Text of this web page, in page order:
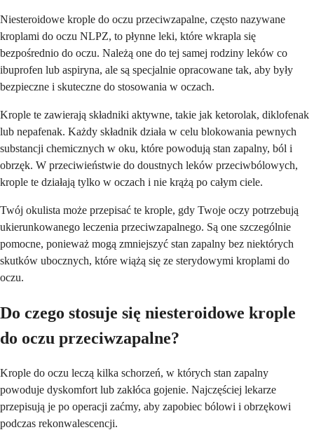
Niesteroidowe krople do oczu przeciwzapalne, często nazywane
kroplami do oczu NLPZ, to płynne leki, które wkrapla się
bezpośrednio do oczu. Należą one do tej samej rodziny leków co
ibuprofen lub aspiryna, ale są specjalnie opracowane tak, aby były
bezpieczne i skuteczne do stosowania w oczach.
Krople te zawierają składniki aktywne, takie jak ketorolak, diklofenak
lub nepafenak. Każdy składnik działa w celu blokowania pewnych
substancji chemicznych w oku, które powodują stan zapalny, ból i
obrzęk. W przeciwieństwie do doustnych leków przeciwbólowych,
krople te działają tylko w oczach i nie krążą po całym ciele.
Twój okulista może przepisać te krople, gdy Twoje oczy potrzebują
ukierunkowanego leczenia przeciwzapalnego. Są one szczególnie
pomocne, ponieważ mogą zmniejszyć stan zapalny bez niektórych
skutków ubocznych, które wiążą się ze sterydowymi kroplami do
oczu.
Do czego stosuje się niesteroidowe krople
do oczu przeciwzapalne?
Krople do oczu leczą kilka schorzeń, w których stan zapalny
powoduje dyskomfort lub zakłóca gojenie. Najczęściej lekarze
przepisują je po operacji zaćmy, aby zapobiec bólowi i obrzękowi
podczas rekonwalescencji.